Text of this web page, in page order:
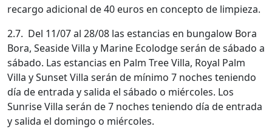
recargo adicional de 40 euros en concepto de limpieza.
2.7. Del 11/07 al 28/08 las estancias en bungalow Bora
Bora, Seaside Villa y Marine Ecolodge serán de sábado a
sábado. Las estancias en Palm Tree Villa, Royal Palm
Villa y Sunset Villa serán de mínimo 7 noches teniendo
día de entrada y salida el sábado o miércoles. Los
Sunrise Villa serán de 7 noches teniendo día de entrada
y salida el domingo o miércoles.